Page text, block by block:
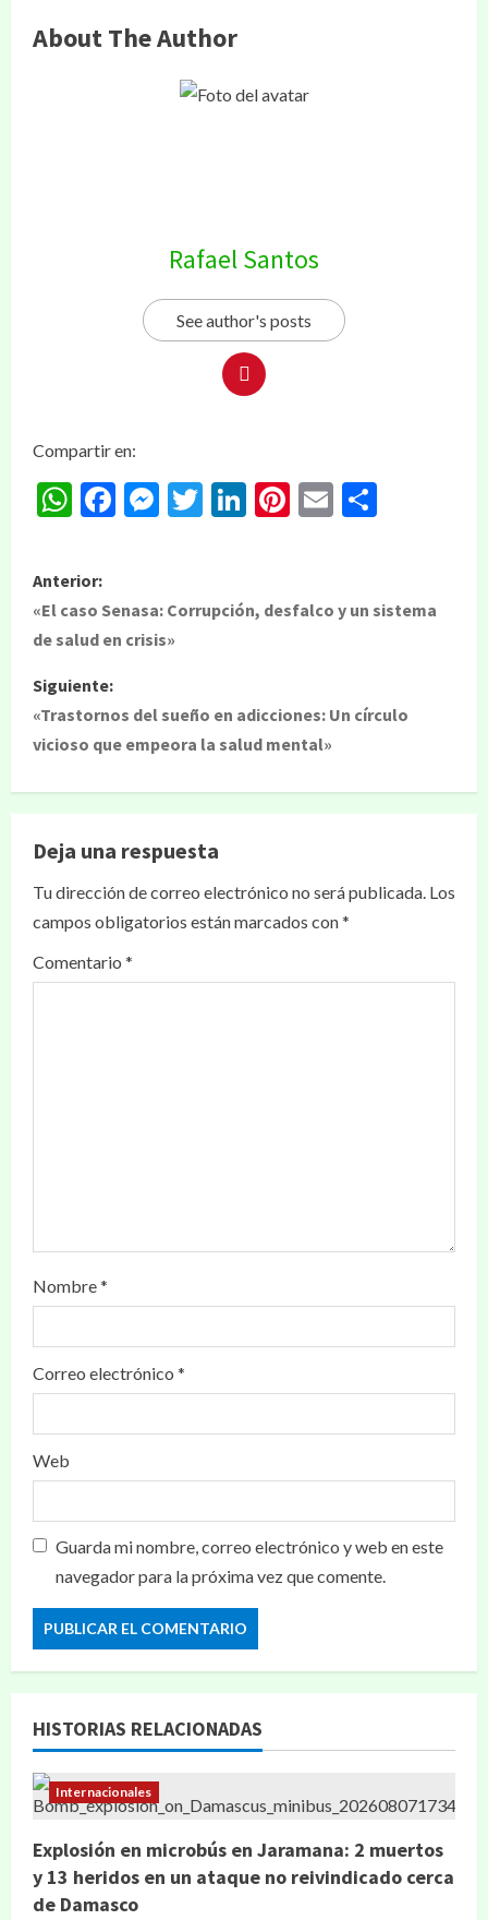
About The Author
Rafael Santos
See author's posts
Compartir en:
WhatsApp
Facebook
Messenger
Twitter
LinkedIn
Pinterest
Email
Anterior:
«El caso Senasa: Corrupción, desfalco y un sistema
de salud en crisis»
Siguiente:
«Trastornos del sueño en adicciones: Un círculo
vicioso que empeora la salud mental»
Deja una respuesta
Tu dirección de correo electrónico no será publicada. Los
campos obligatorios están marcados con*
Comentario *
Nombre*
Correo electrónico *
Web
Guarda mi nombre, correo electrónico y web en este
navegador para la próxima vez que comente.
HISTORIAS RELACIONADAS
Internacionales
Explosión en microbús en Jaramana: 2 muertos
y 13 heridos en un ataque no reivindicado cerca
de Damasco